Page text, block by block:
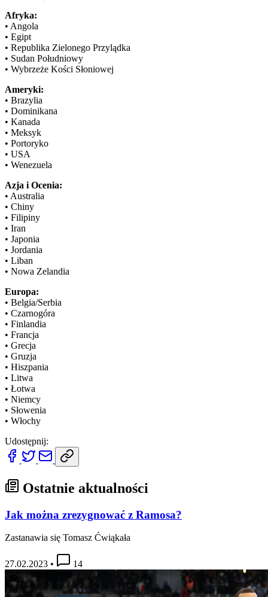
Afryka:
• Angola
• Egipt
• Republika Zielonego Przylądka
• Sudan Południowy
• Wybrzeże Kości Słoniowej
Ameryki:
• Brazylia
• Dominikana
• Kanada
• Meksyk
• Portoryko
• USA
• Wenezuela
Azja i Ocenia:
• Australia
• Chiny
• Filipiny
• Iran
• Japonia
• Jordania
• Liban
• Nowa Zelandia
Europa:
• Belgia/Serbia
• Czarnogóra
• Finlandia
• Francja
• Grecja
• Gruzja
• Hiszpania
• Litwa
• Łotwa
• Niemcy
• Słowenia
• Włochy
Udostępnij:
Ostatnie aktualności
Jak można zrezygnować z Ramosa?
Zastanawia się Tomasz Ćwiąkała
27.02.2023 • 14